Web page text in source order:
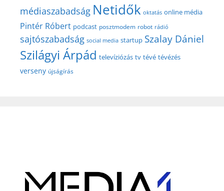
médiaszabadság Netidők oktatás online média
Pintér Róbert podcast posztmodem robot rádió
sajtószabadság social media startup Szalay Dániel
Szilágyi Árpád televíziózás tv tévé tévézés
verseny újságírás